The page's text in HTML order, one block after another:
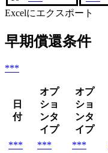
Excelにエクスポート
早期償還条件
***
日
付
オプ
ショ
ンタ
イプ
オプ
ショ
ンタ
イプ
***
*** ***